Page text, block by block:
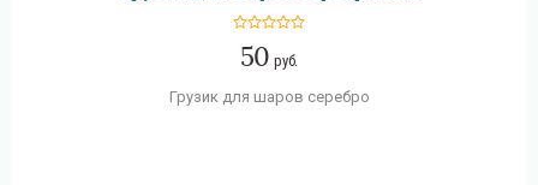
50 руб.
Грузик для шаров серебро